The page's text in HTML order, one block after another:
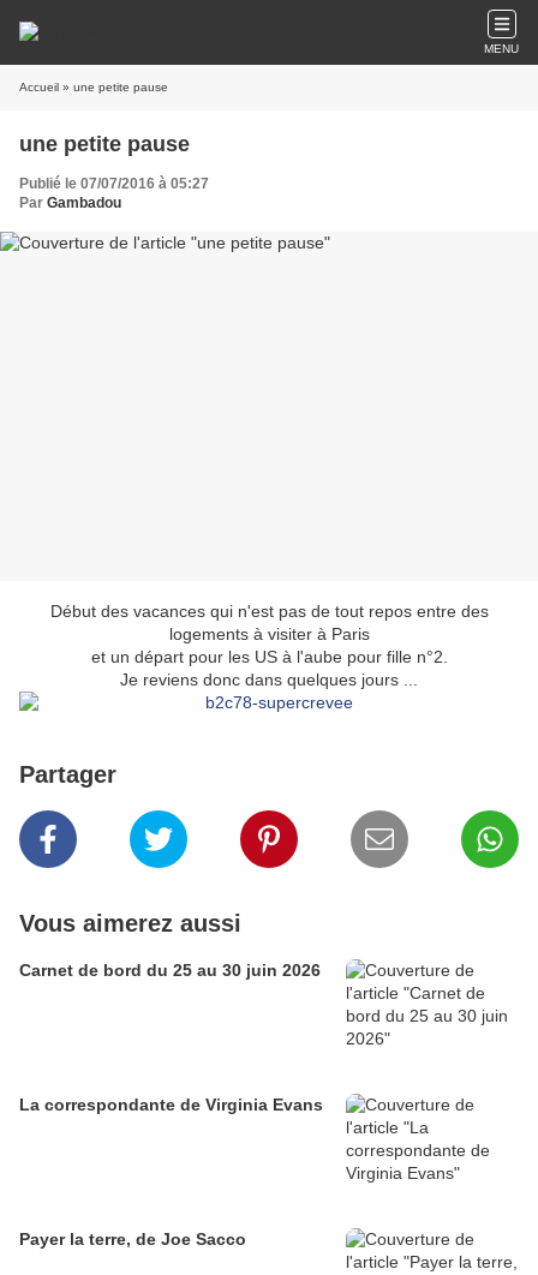
MENU
Accueil » une petite pause
une petite pause
Publié le 07/07/2016 à 05:27
Par Gambadou
Début des vacances qui n'est pas de tout repos entre des
logements à visiter à Paris
et un départ pour les US à l'aube pour fille n°2.
Je reviens donc dans quelques jours ...
Partager
Vous aimerez aussi
Carnet de bord du 25 au 30 juin 2026
La correspondante de Virginia Evans
Payer la terre, de Joe Sacco